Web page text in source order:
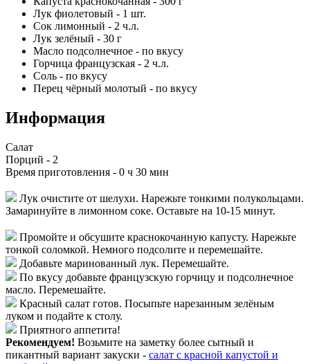
Лук фиолетовый - 1 шт.
Сок лимонный - 2 ч.л.
Лук зелёный - 30 г
Масло подсолнечное - по вкусу
Горчица французская - 2 ч.л.
Соль - по вкусу
Перец чёрный молотый - по вкусу
Информация
Салат
Порций - 2
Время приготовления - 0 ч 30 мин
Лук очистите от шелухи. Нарежьте тонкими полукольцами.
Замаринуйте в лимонном соке. Оставьте на 10-15 минут.
Промойте и обсушите краснокочанную капусту. Нарежьте
тонкой соломкой. Немного подсолите и перемешайте.
Добавьте маринованный лук. Перемешайте.
По вкусу добавьте французскую горчицу и подсолнечное
масло. Перемешайте.
Красный салат готов. Посыпьте нарезанным зелёным
луком и подайте к столу.
Приятного аппетита!
Рекомендуем! Возьмите на заметку более сытный и
пикантный вариант закуски - салат с красной капустой и